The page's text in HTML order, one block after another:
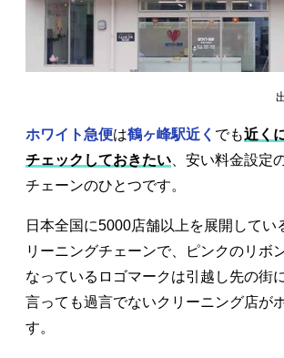
ホワイト急便は鶴ヶ峰駅近く でも近く
チェックしておきたい 、安い料金設定
チェーンのひとつです。
日本全国に5000店舗以上を展開してい
リーニングチェーンで、ピンクのリボ
なっているロゴマークは引越し先の街
言っても過言でないクリーニング店が
す。